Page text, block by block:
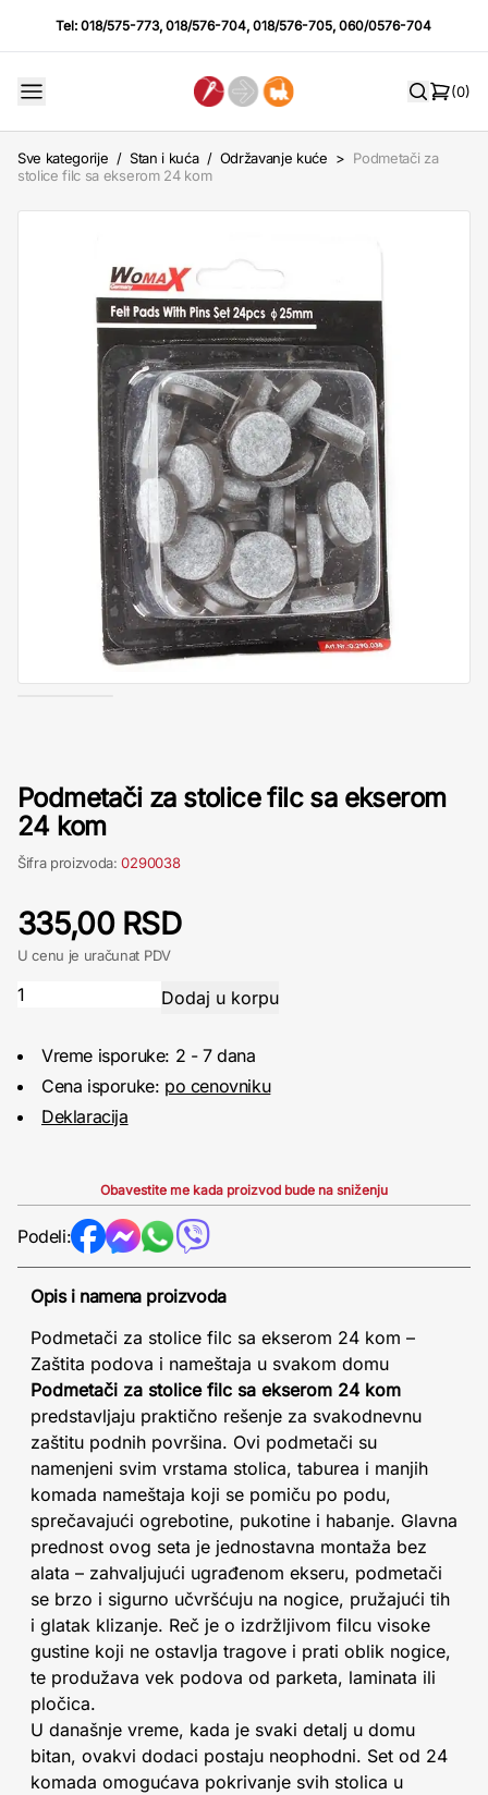
Tel:018/575-773,018/576-704,018/576-705,060/0576-704
(0)
Sve kategorije / Stan i kuća / Održavanje kuće > Podmetači za
stolice filc sa ekserom 24 kom
Podmetači za stolice filc sa ekserom
24 kom
Šifra proizvoda:0290038
335,00 RSD
U cenu je uračunat PDV
Vreme isporuke: 2 - 7 dana
Cena isporuke: po cenovniku
Deklaracija
Obavestite me kada proizvod bude na sniženju
Podeli:
Opis i namena proizvoda
Podmetači za stolice filc sa ekserom 24 kom –
Zaštita podova i nameštaja u svakom domu
Podmetači za stolice filc sa ekserom 24 kom
predstavljaju praktično rešenje za svakodnevnu
zaštitu podnih površina. Ovi podmetači su
namenjeni svim vrstama stolica, taburea i manjih
komada nameštaja koji se pomiču po podu,
sprečavajući ogrebotine, pukotine i habanje. Glavna
prednost ovog seta je jednostavna montaža bez
alata – zahvaljujući ugrađenom ekseru, podmetači
se brzo i sigurno učvršćuju na nogice, pružajući tih
i glatak klizanje. Reč je o izdržljivom filcu visoke
gustine koji ne ostavlja tragove i prati oblik nogice,
te produžava vek podova od parketa, laminata ili
pločica.
U današnje vreme, kada je svaki detalj u domu
bitan, ovakvi dodaci postaju neophodni. Set od 24
komada omogućava pokrivanje svih stolica u